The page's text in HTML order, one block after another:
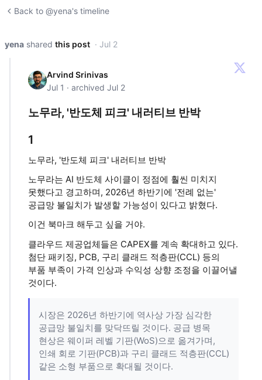
Back to @yena's timeline
yena shared this post · Jul 2
Arvind Srinivas
Jul 1 · archived Jul 2
노무라, '반도체 피크' 내러티브 반박
1
노무라, '반도체 피크' 내러티브 반박
노무라는 AI 반도체 사이클이 정점에 훨씬 미치지
못했다고 경고하며, 2026년 하반기에 '전례 없는'
공급망 불일치가 발생할 가능성이 있다고 밝혔다.
이건 북마크 해두고 싶을 거야.
클라우드 제공업체들은 CAPEX를 계속 확대하고 있다.
첨단 패키징, PCB, 구리 클래드 적층판(CCL) 등의
부품 부족이 가격 인상과 수익성 상향 조정을 이끌어낼
것이다.
시장은 2026년 하반기에 역사상 가장 심각한
공급망 불일치를 맞닥뜨릴 것이다. 공급 병목
현상은 웨이퍼 레벨 기판(WoS)으로 옮겨가며,
인쇄 회로 기판(PCB)과 구리 클래드 적층판(CCL)
같은 소형 부품으로 확대될 것이다.